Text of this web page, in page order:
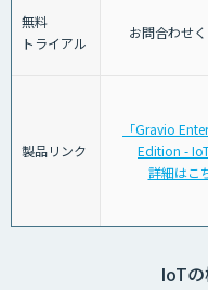
無料
トライアル
お問合わせ
製品リンク
「Gravio
Edition -
詳細はこ
IoT